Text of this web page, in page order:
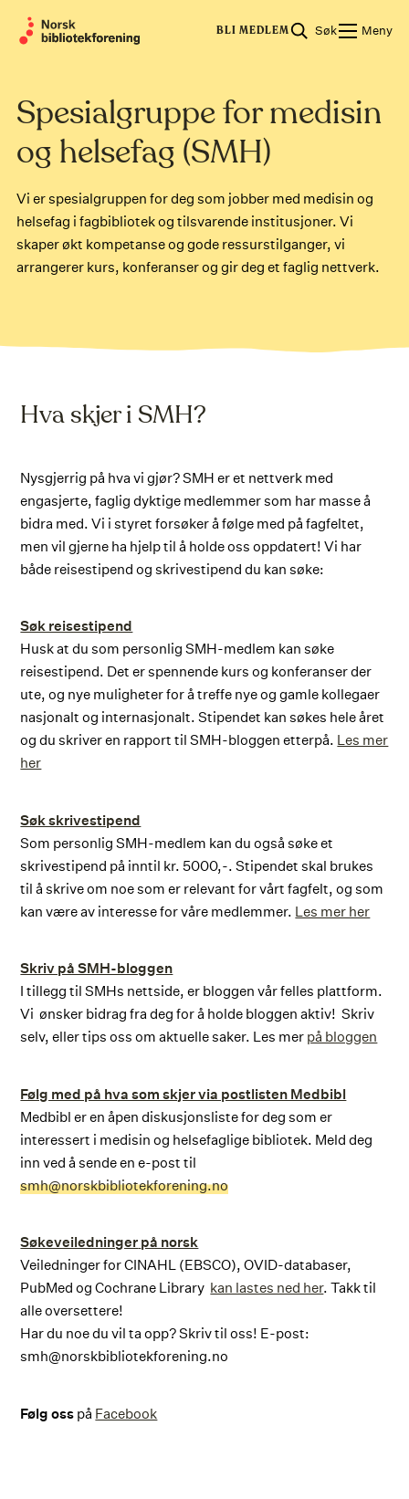
BLI MEDLEM Søk Meny
Spesialgruppe for medisin
og helsefag (SMH)
Vi er spesialgruppen for deg som jobber med medisin og
helsefag i fagbibliotek og tilsvarende institusjoner. Vi
skaper økt kompetanse og gode ressurstilganger, vi
arrangerer kurs, konferanser og gir deg et faglig nettverk.
Hva skjer i SMH?
Nysgjerrig på hva vi gjør? SMH er et nettverk med
engasjerte, faglig dyktige medlemmer som har masse å
bidra med. Vi i styret forsøker å følge med på fagfeltet,
men vil gjerne ha hjelp til å holde oss oppdatert! Vi har
både reisestipend og skrivestipend du kan søke:
Søk reisestipend
Husk at du som personlig SMH-medlem kan søke
reisestipend. Det er spennende kurs og konferanser der
ute, og nye muligheter for å treffe nye og gamle kollegaer
nasjonalt og internasjonalt. Stipendet kan søkes hele året
og du skriver en rapport til SMH-bloggen etterpå. Les mer
her
Søk skrivestipend
Som personlig SMH-medlem kan du også søke et
skrivestipend på inntil kr. 5000,-. Stipendet skal brukes
til å skrive om noe som er relevant for vårt fagfelt, og som
kan være av interesse for våre medlemmer. Les mer her
Skriv på SMH-bloggen
I tillegg til SMHs nettside, er bloggen vår felles plattform.
Vi ønsker bidrag fra deg for å holde bloggen aktiv! Skriv
selv, eller tips oss om aktuelle saker. Les mer på bloggen
Følg med på hva som skjer via postlisten Medbibl
Medbibl er en åpen diskusjonsliste for deg som er
interessert i medisin og helsefaglige bibliotek. Meld deg
inn ved å sende en e-post til
smh@norskbibliotekforening.no
Søkeveiledninger på norsk
Veiledninger for CINAHL (EBSCO), OVID-databaser,
PubMed og Cochrane Library kan lastes ned her. Takk til
alle oversettere!
Har du noe du vil ta opp? Skriv til oss! E-post:
smh@norskbibliotekforening.no
Følg oss på Facebook